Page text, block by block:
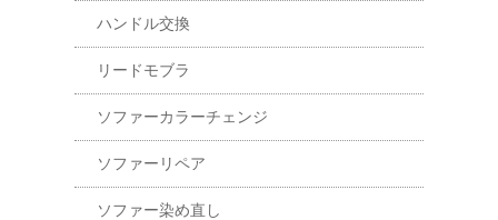
ハンドル交換
リードモブラ
ソファーカラーチェンジ
ソファーリペア
ソファー染め直し